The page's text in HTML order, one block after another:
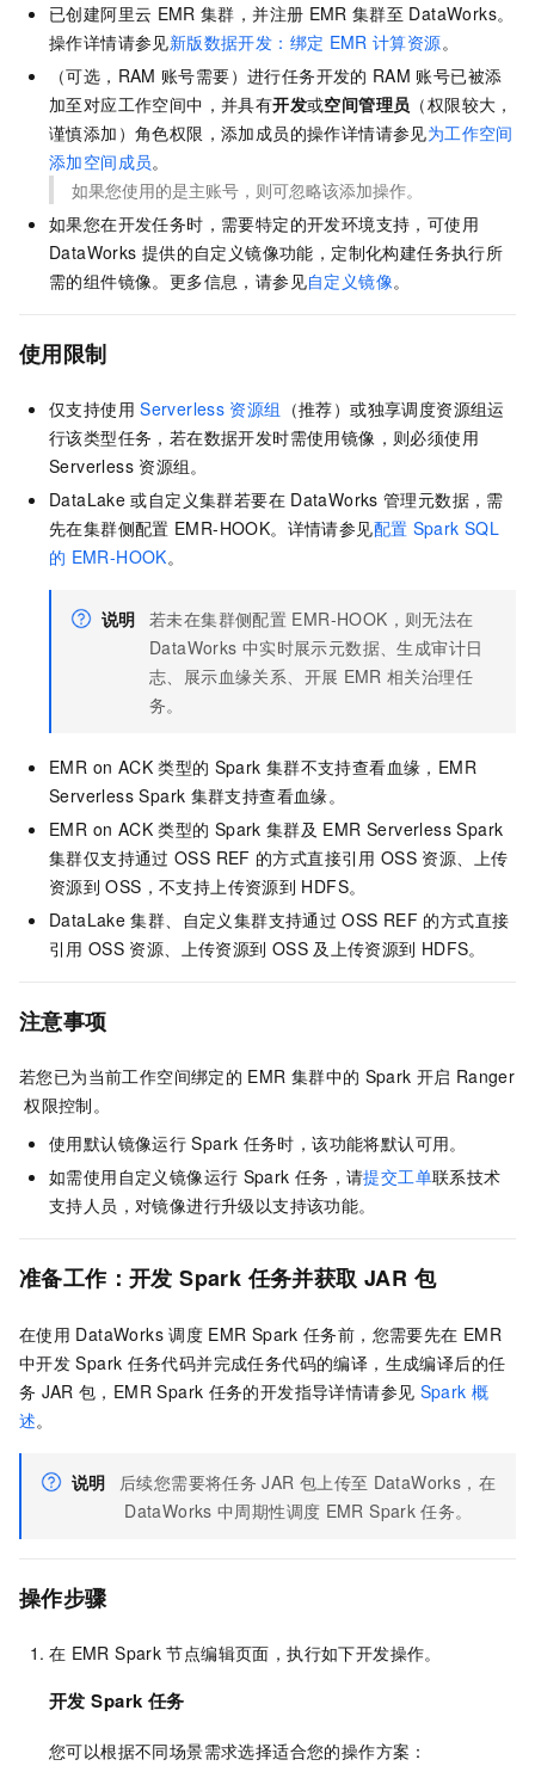
已创建阿里云 EMR 集群，并注册 EMR 集群至 DataWorks。
操作详情请参见新版数据开发：绑定 EMR 计算资源。
（可选，RAM 账号需要）进行任务开发的 RAM 账号已被添
加至对应工作空间中，并具有开发或空间管理员 （权限较大，
谨慎添加）角色权限，添加成员的操作详情请参见为工作空间
添加空间成员。
如果您使用的是主账号，则可忽略该添加操作。
如果您在开发任务时，需要特定的开发环境支持，可使用
DataWorks 提供的自定义镜像功能，定制化构建任务执行所
需的组件镜像。更多信息，请参见自定义镜像。
使用限制
仅支持使用 Serverless 资源组 （推荐）或独享调度资源组运
行该类型任务，若在数据开发时需使用镜像，则必须使用
Serverless 资源组。
DataLake 或自定义集群若要在 DataWorks 管理元数据，需
先在集群侧配置 EMR-HOOK。详情请参见配置 Spark SQL
的 EMR-HOOK。
说明 若未在集群侧配置 EMR-HOOK，则无法在
DataWorks 中实时展示元数据、生成审计日
志、展示血缘关系、开展 EMR 相关治理任
务。
EMR on ACK 类型的 Spark 集群不支持查看血缘，EMR
Serverless Spark 集群支持查看血缘。
EMR on ACK 类型的 Spark 集群及 EMR Serverless Spark
集群仅支持通过 OSS REF 的方式直接引用 OSS 资源、上传
资源到 OSS，不支持上传资源到 HDFS。
DataLake 集群、自定义集群支持通过 OSS REF 的方式直接
引用 OSS 资源、上传资源到 OSS 及上传资源到 HDFS。
注意事项
若您已为当前工作空间绑定的 EMR 集群中的 Spark 开启 Ranger
权限控制。
使用默认镜像运行 Spark 任务时，该功能将默认可用。
如需使用自定义镜像运行 Spark 任务，请提交工单联系技术
支持人员，对镜像进行升级以支持该功能。
准备工作：开发 Spark 任务并获取 JAR 包
在使用 DataWorks 调度 EMR Spark 任务前，您需要先在 EMR
中开发 Spark 任务代码并完成任务代码的编译，生成编译后的任
务 JAR 包，EMR Spark 任务的开发指导详情请参见 Spark 概
述。
说明 后续您需要将任务 JAR 包上传至 DataWorks，在
DataWorks 中周期性调度 EMR Spark 任务。
操作步骤
在 EMR Spark 节点编辑页面，执行如下开发操作。
开发 Spark 任务
您可以根据不同场景需求选择适合您的操作方案：